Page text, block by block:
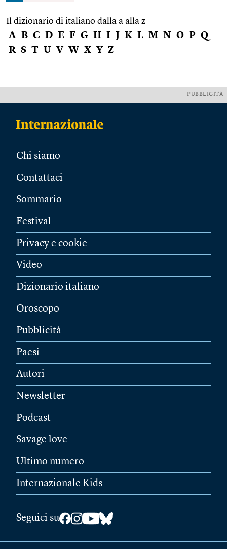
Il dizionario di italiano dalla a alla z
A B C D E F G H I J K L M N O P Q
R S T U V W X Y Z
PUBBLICITÀ
Chi siamo
Contattaci
Sommario
Festival
Privacy e cookie
Video
Dizionario italiano
Oroscopo
Pubblicità
Paesi
Autori
Newsletter
Podcast
Savage love
Ultimo numero
Internazionale Kids
Seguici su